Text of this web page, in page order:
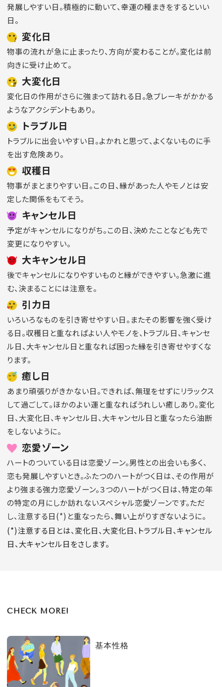
発展しやすい日。積極的に動いて、幸運の種まきをするといい
日。
変化日
物事の流れが急に止まったり、方向が変わることが。変化は前
向きに受け止めて。
大変化日
変化日の作用がさらに強まって訪れる日。急ブレーキがかかる
ようなアクシデントもあり。
トラブル日
トラブルに出会いやすい日。よかれと思って、よくないものに手
を出す危険あり。
収穫日
物事がまとまりやすい日。この日、縁があった人やモノとは安
定した関係をもてそう。
キャンセル日
予定がキャンセルになりがち。この日、決めたことなども先で
変更になりやすい。
大キャンセル日
後でキャンセルになりやすいものと縁ができやすい。急激に進
む、決まることには注意を。
引力日
いろいろなものを引き寄せやすい日。またその影響を強く受け
る日。収穫日と重なればよい人やモノを、トラブル日、キャンセ
ル日、大キャンセル日と重なれば困った縁を引き寄せやすくな
ります。
癒し日
あまり頑張りがきかない日。できれば、無理をせずにリラックス
して過ごして。ほかのよい運と重なればうれしい癒しあり。変化
日、大変化日、キャンセル日、大キャンセル日と重なったら油断
をしないように。
恋愛ゾーン
ハートのついている日は恋愛ゾーン。男性との出会いも多く、
恋も発展しやすいとき。ふたつのハートがつく日は、その作用が
より強まる強力恋愛ゾーン。３つのハートがつく日は、特定の年
の特定の月にしか訪れないスペシャル恋愛ゾーンです。ただ
し、注意する日(*)と重なったら、舞い上がりすぎないように。
(*)注意する日とは、変化日、大変化日、トラブル日、キャンセル
日、大キャンセル日をさします。
CHECK MORE!
基本性格